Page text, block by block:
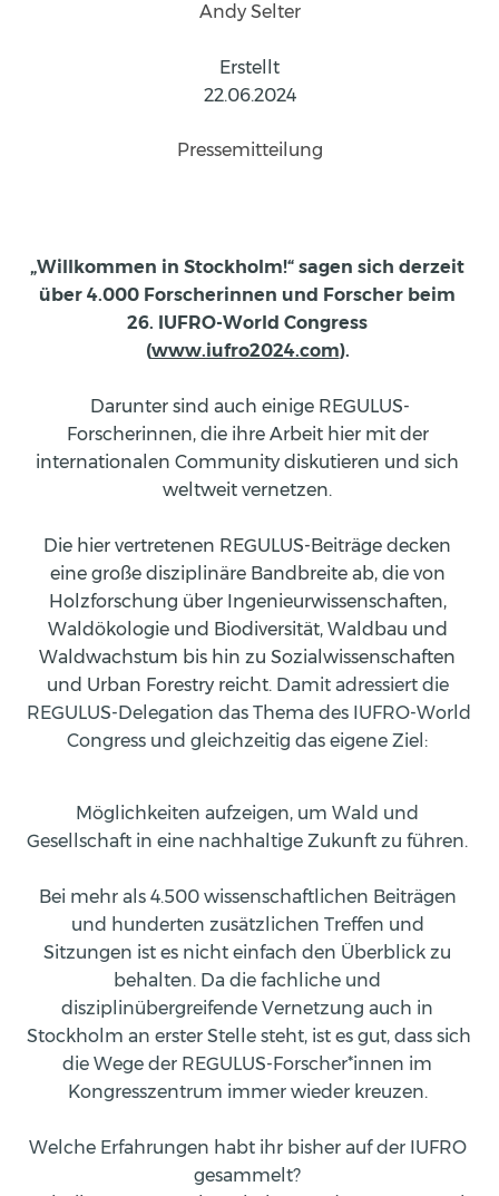
Andy Selter
Erstellt
22.06.2024
Pressemitteilung
„Willkommen in Stockholm!“ sagen sich derzeit
über 4.000 Forscherinnen und Forscher beim
26. IUFRO-World Congress
(www.iufro2024.com).
Darunter sind auch einige REGULUS-
Forscherinnen, die ihre Arbeit hier mit der
internationalen Community diskutieren und sich
weltweit vernetzen.
Die hier vertretenen REGULUS-Beiträge decken
eine große disziplinäre Bandbreite ab, die von
Holzforschung über Ingenieurwissenschaften,
Waldökologie und Biodiversität, Waldbau und
Waldwachstum bis hin zu Sozialwissenschaften
und Urban Forestry reicht. Damit adressiert die
REGULUS-Delegation das Thema des IUFRO-World
Congress und gleichzeitig das eigene Ziel:
Möglichkeiten aufzeigen, um Wald und
Bei mehr als 4.500 wissenschaftlichen Beiträgen
und hunderten zusätzlichen Treffen und
Sitzungen ist es nicht einfach den Überblick zu
behalten. Da die fachliche und
disziplinübergreifende Vernetzung auch in
Stockholm an erster Stelle steht, ist es gut, dass sich
die Wege der REGULUS-Forscher*innen im
Kongresszentrum immer wieder kreuzen.
Welche Erfahrungen habt ihr bisher auf der IUFRO
gesammelt?